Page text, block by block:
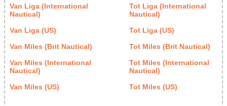
Van Liga (International
Nautical)
Van Liga (US)
Van Miles (Brit Nautical)
Van Miles (International
Nautical)
Van Miles (US)
Tot Liga (International
Nautical)
Tot Liga (US)
Tot Miles (Brit Nautical)
Tot Miles (International
Nautical)
Tot Miles (US)